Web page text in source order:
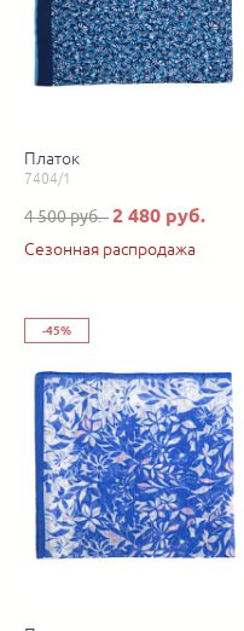
Платок
7404/1
4 500 руб.2 480 руб.
Сезонная распродажа
-45%